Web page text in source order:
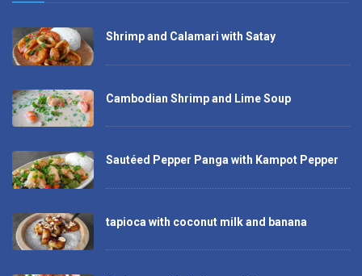
Shrimp and Calamari with Satay
Cambodian Shrimp and Lime Soup
Sautéed Pepper Panga with Kampot Pepper
tapioca with coconut milk and banana